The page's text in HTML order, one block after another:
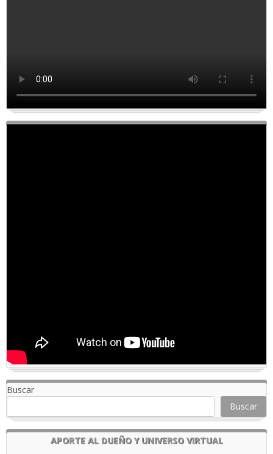
Buscar
Buscar
APORTE AL DUEÑO Y UNIVERSO VIRTUAL